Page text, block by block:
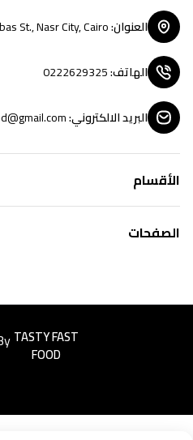
العنوان:
St., Nasr City, Cairo
الهاتف:
0222629325
البريد الالكتروني:
الأقسام
الصفحات
Easyorders